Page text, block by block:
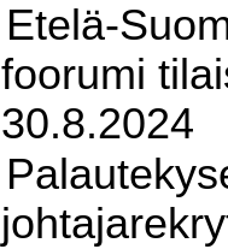
Etelä-
foorumi
30.8.2024